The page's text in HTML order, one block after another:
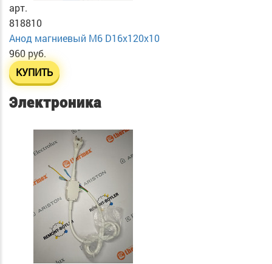
арт.
818810
Анод магниевый М6 D16х120х10
960 руб.
КУПИТЬ
Электроника